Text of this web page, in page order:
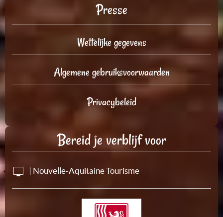
Presse
Wettelijke gegevens
Algemene gebruiksvoorwaarden
Privacybeleid
Bereid je verblijf voor
| Nouvelle-Aquitaine Tourisme